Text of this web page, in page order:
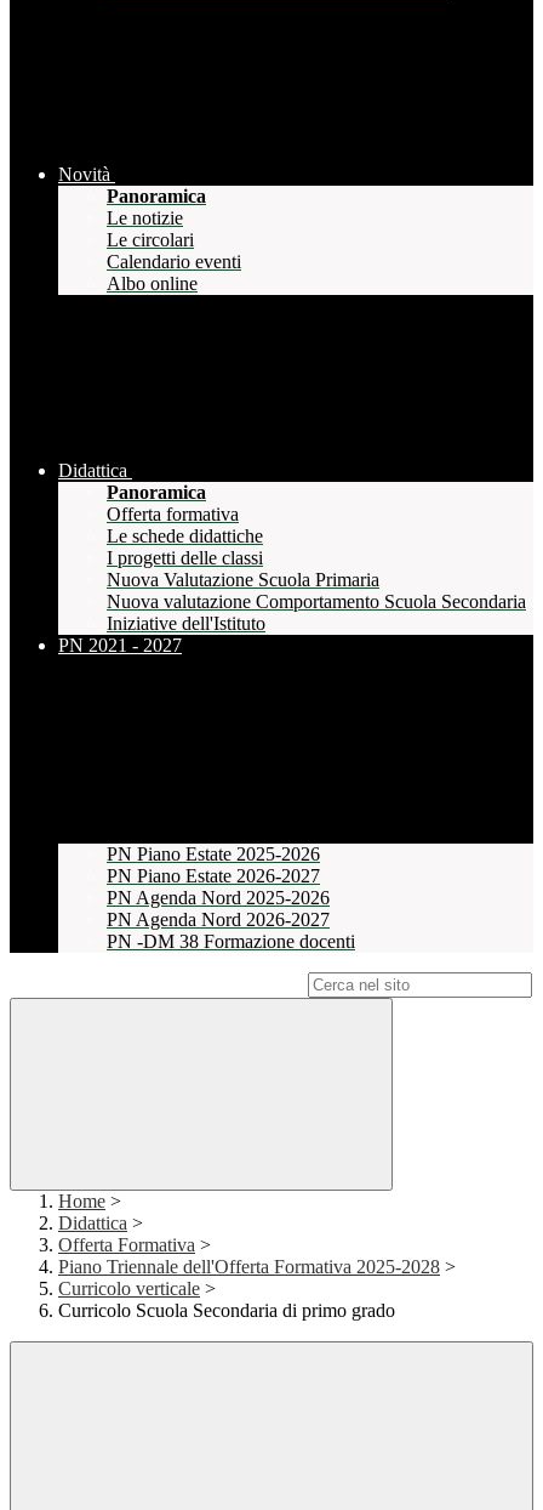
Novità
Panoramica
Le notizie
Le circolari
Calendario eventi
Albo online
Didattica
Panoramica
Offerta formativa
Le schede didattiche
I progetti delle classi
Nuova Valutazione Scuola Primaria
Nuova valutazione Comportamento Scuola Secondaria
Iniziative dell'Istituto
PN 2021 - 2027
PN Piano Estate 2025-2026
PN Piano Estate 2026-2027
PN Agenda Nord 2025-2026
PN Agenda Nord 2026-2027
PN -DM 38 Formazione docenti
Home >
Didattica >
Offerta Formativa >
Piano Triennale dell'Offerta Formativa 2025-2028 >
Curricolo verticale >
Curricolo Scuola Secondaria di primo grado